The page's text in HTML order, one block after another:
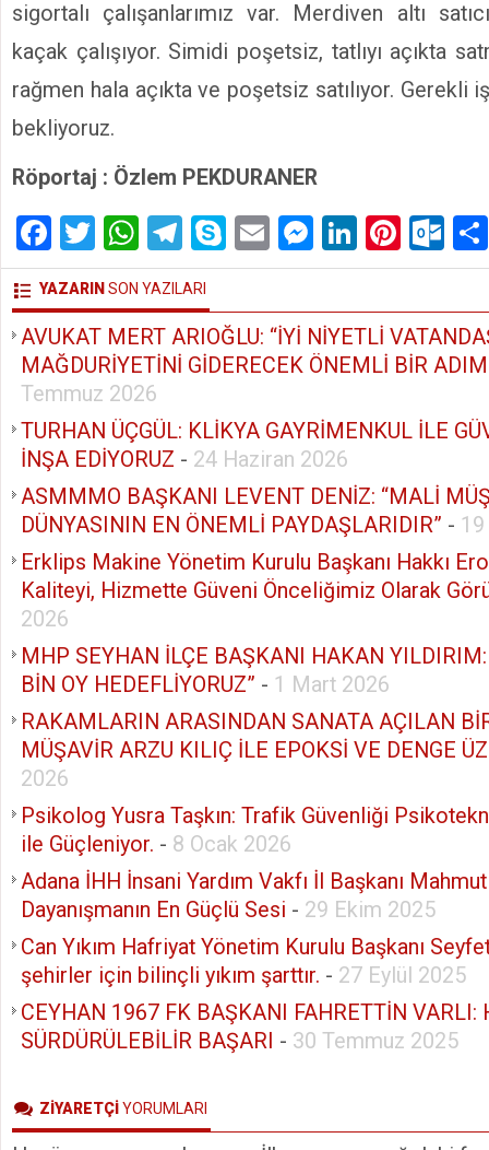
sigortalı çalışanlarımız var. Merdiven altı
kaçak çalışıyor. Simidi poşetsiz, tatlıyı açıkta
rağmen hala açıkta ve poşetsiz satılıyor. Gerekli
bekliyoruz.
Röportaj : Özlem PEKDURANER
Facebook
Twitter
WhatsApp
Telegram
SkypeEmailMessenger
LinkedIn
YAZARIN SON YAZILARI
AVUKAT MERT ARIOĞLU: “İYİ NİYETLİ
MAĞDURİYETİNİ GİDERECEK ÖNEMLİ BİR
Temmuz 2026
TURHAN ÜÇGÜL: KLİKYA GAYRİMENKUL İLE
İNŞA EDİYORUZ - 24 Haziran 2026
ASMMMO BAŞKANI LEVENT DENİZ: “MALİ
DÜNYASININ EN ÖNEMLİ PAYDAŞLARIDIR” -
Erklips Makine Yönetim Kurulu Başkanı Hakkı
Kaliteyi, Hizmette Güveni Önceliğimiz Olarak
2026
MHP SEYHAN İLÇE BAŞKANI HAKAN YILDIRIM:
BİN OY HEDEFLİYORUZ” - 1 Mart 2026
RAKAMLARIN ARASINDAN SANATA AÇILAN
MÜŞAVİR ARZU KILIÇ İLE EPOKSİ VE DENGE
2026
Psikolog Yusra Taşkın: Trafik Güvenliği
ile Güçleniyor. - 8 Ocak 2026
Adana İHH İnsani Yardım Vakfı İl Başkanı
Dayanışmanın En Güçlü Sesi - 29 Ekim 2025
Can Yıkım Hafriyat Yönetim Kurulu Başkanı
şehirler için bilinçli yıkım şarttır. - 27 Eylül 2025
CEYHAN 1967 FK BAŞKANI FAHRETTİN VARLI:
SÜRDÜRÜLEBİLİR BAŞARI - 30 Temmuz 2025
ZİYARETÇİYORUMLARI